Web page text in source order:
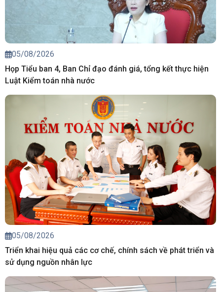
05/08/2026
Họp Tiểu ban 4, Ban Chỉ đạo đánh giá, tổng kết thực hiện
Luật Kiểm toán nhà nước
05/08/2026
Triển khai hiệu quả các cơ chế, chính sách về phát triển và
sử dụng nguồn nhân lực